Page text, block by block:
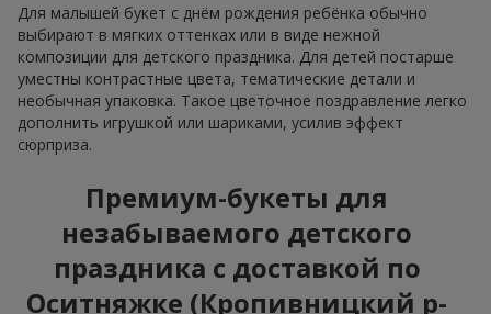
Для малышей букет с днём рождения ребёнка обычно
выбирают в мягких оттенках или в виде нежной
композиции для детского праздника. Для детей постарше
уместны контрастные цвета, тематические детали и
необычная упаковка. Такое цветочное поздравление легко
дополнить игрушкой или шариками, усилив эффект
сюрприза.
Премиум-букеты для
незабываемого детского
праздника с доставкой по
Оситняжке (Кропивницкий р-